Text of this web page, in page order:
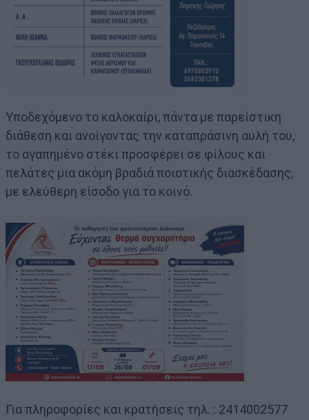
Υποδεχόμενο το καλοκαίρι, πάντα με παρείστικη
διάθεση και ανοίγοντας την καταπράσινη αυλή του,
το αγαπημένο στέκι προσφέρει σε φίλους και
πελάτες μια ακόμη βραδιά ποιοτικής διασκέδασης,
με ελεύθερη είσοδο για το κοινό.
Για πληροφορίες και κρατήσεις τηλ. : 2414002577